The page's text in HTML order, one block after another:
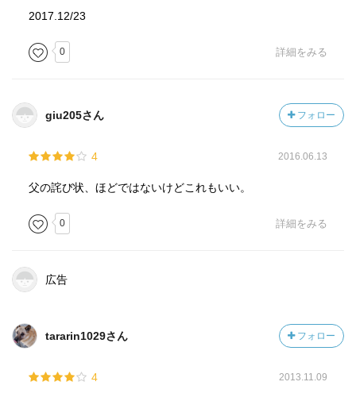
2017.12/23
0 詳細をみる
giu205さん フォロー
4 2016.06.13
父の詫び状、ほどではないけどこれもいい。
0 詳細をみる
広告
tararin1029さん フォロー
4 2013.11.09